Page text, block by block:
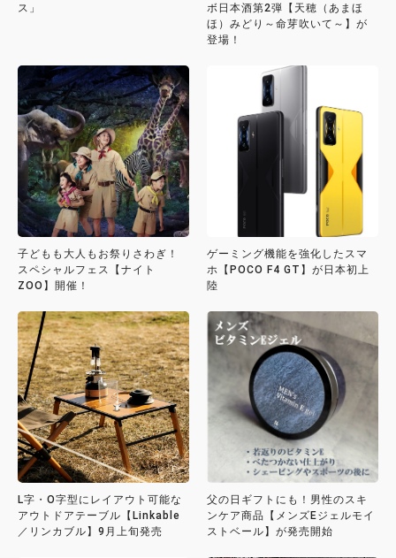
ス」
ボ日本酒第2弾【天穂（あまほ
ほ）みどり～命芽吹いて～】が
登場！
子どもも大人もお祭りさわぎ！
スペシャルフェス【ナイト
ZOO】開催！
ゲーミング機能を強化したスマ
ホ【POCO F4 GT】が日本初上
陸
L字・O字型にレイアウト可能な
アウトドアテーブル【Linkable
／リンカブル】9月上旬発売
父の日ギフトにも！男性のスキ
ンケア商品【メンズEジェルモイ
ストベール】が発売開始